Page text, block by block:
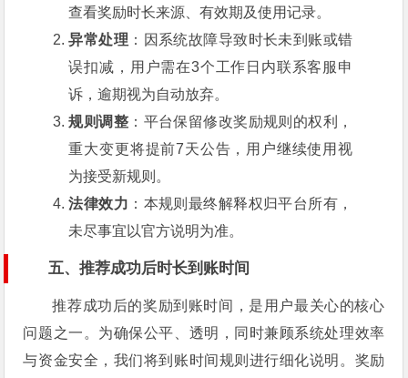
查看奖励时长来源、有效期及使用记录。
异常处理 ：因系统故障导致时长未到账或错
误扣减，用户需在3个工作日内联系客服申
诉，逾期视为自动放弃。
规则调整 ：平台保留修改奖励规则的权利，
重大变更将提前7天公告，用户继续使用视
为接受新规则。
法律效力 ：本规则最终解释权归平台所有，
未尽事宜以官方说明为准。
五、推荐成功后时长到账时间
推荐成功后的奖励到账时间，是用户最关心的核心
问题之一。为确保公平、透明，同时兼顾系统处理效率
与资金安全，我们将到账时间规则进行细化说明。奖励